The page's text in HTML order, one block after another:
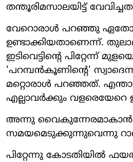
തന്തൂരിമസാലയിട്ട്
വേറൊരാള്‍ പറഞ്ഞു ഏതോ
ഉണ്ടാക്കിയതാണെന്ന്.
ഇടിവെട്ടിന്റെ പിറ്റേന്ന്
'പറമ്പന്‍കൂണിന്റെ'
മറ്റൊരാള്‍ പറഞ്ഞത്.
എല്ലാവര്‍ക്കും വളരെയേറെ
അന്നു വൈകുന്നേരമാകാന്‍
സമയമെടുക്കുന്നുവെന്നു
പിറ്റേന്നു കോടതിയില്‍